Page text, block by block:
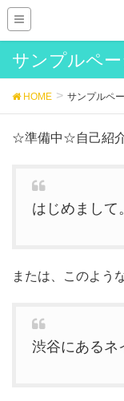
サンプルペ
HOME サンプルペ
☆準備中☆自己紹
はじめまして。
または、このよう
渋谷にあるネ